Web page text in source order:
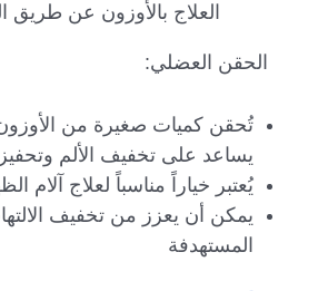
العلاج بالأوزون عن طريق
الحقن العضلي:
تُحقن كميات صغيرة من
يساعد على تخفيف الألم
يُعتبر خياراً مناسباً لعلاج آلام
يمكن أن يعزز من تخفيف
المستهدفة